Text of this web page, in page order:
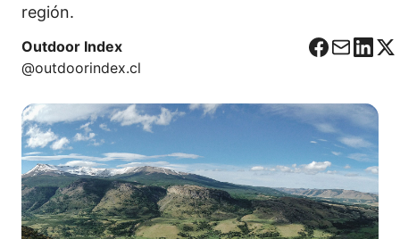
región.
Outdoor Index
@outdoorindex.cl
F
c
e
b
o
o
k
C
r
r
e
o
L
n
e
d
n
X